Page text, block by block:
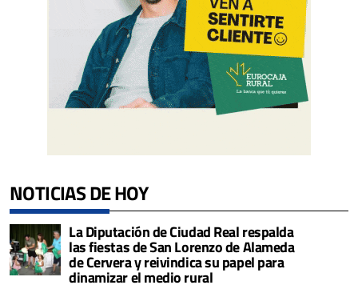
NOTICIAS DE HOY
La Diputación de Ciudad Real respalda
las fiestas de San Lorenzo de Alameda
de Cervera y reivindica su papel para
dinamizar el medio rural